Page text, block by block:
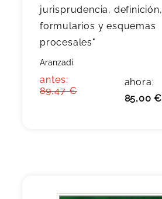
jurisprudencia, definición,
formularios y esquemas
procesales"
Aranzadi
antes:
89,47 €
ahora:
85,00 €